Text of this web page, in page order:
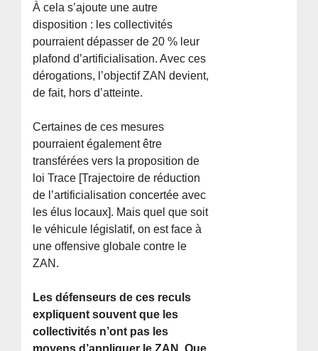
À cela s’ajoute une autre
disposition : les collectivités
pourraient dépasser de 20 % leur
plafond d’artificialisation. Avec ces
dérogations, l’objectif ZAN devient,
de fait, hors d’atteinte.
Certaines de ces mesures
pourraient également être
transférées vers la proposition de
loi Trace [Trajectoire de réduction
de l’artificialisation concertée avec
les élus locaux]. Mais quel que soit
le véhicule législatif, on est face à
une offensive globale contre le
ZAN.
Les défenseurs de ces reculs
expliquent souvent que les
collectivités n’ont pas les
moyens d’appliquer le ZAN. Que